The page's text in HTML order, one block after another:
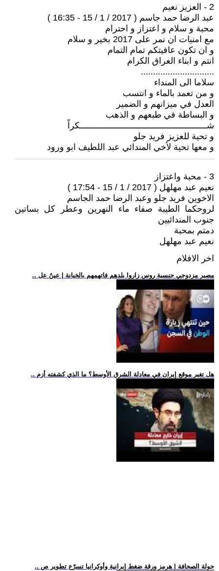
2 - العزيز نعيم
عبد الرضا حمد جاسم ( 2017 / 1 / 15 - 16:35 )
محبة و سلام و اعتزاز و احترام
مع امنيات ان نمر على 2017 بخير و سلام
و ان تكون عافيتكم تمام التمام
انتم و ابناء العراق الكرام
..............................
سلاما الى المنداء
و من تعمد بالماء و انتسب
العدل في ميزانهم و الضمير
و البساطة في طبعهم و الذهب
شــــــــــــــــــــــــــــــــــــــــــــــــــــكراً
و تحية للعزيز فريد جلو
و معها تحية لأخي المندائي عبد اللطيف ابو ورود
3 - محبة واعتزاز
نعيم عبد مهلهل ( 2017 / 1 / 15 - 17:54 )
الاخوين فريد جلو وعبد الرضا حمد الجاسم
لروحكما الطيبة صفاء ماء النهرين وعطر كل بساتين
جنوب المندائيين
دمتم بمحبة
نعيم عبد مهلهل
اخر الافلام
.. مصير مزدوجي جنسية روس زاروا بلدهم فاتهمهم بالخيانة | عينٌ عل
.. هل تغير موقع إيران في معادلة الشرق الأوسط؟ ما الذي كشفته أزم
.. جولة الصحافة | هرمز ورقة ضغط إيرانية وأوكرانيا تسرّع تطوير ص